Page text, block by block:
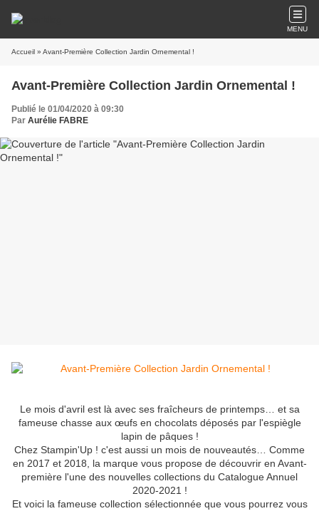
MENU
Accueil » Avant-Première Collection Jardin Ornemental !
Avant-Première Collection Jardin Ornemental !
Publié le 01/04/2020 à 09:30
Par Aurélie FABRE
Le mois d'avril est là avec ses fraîcheurs de printemps… et sa
fameuse chasse aux œufs en chocolats déposés par l'espiègle
lapin de pâques !
Chez Stampin'Up ! c'est aussi un mois de nouveautés… Comme
en 2017 et 2018, la marque vous propose de découvrir en Avant-
première l'une des nouvelles collections du Catalogue Annuel
2020-2021 !
Et voici la fameuse collection sélectionnée que vous pourrez vous